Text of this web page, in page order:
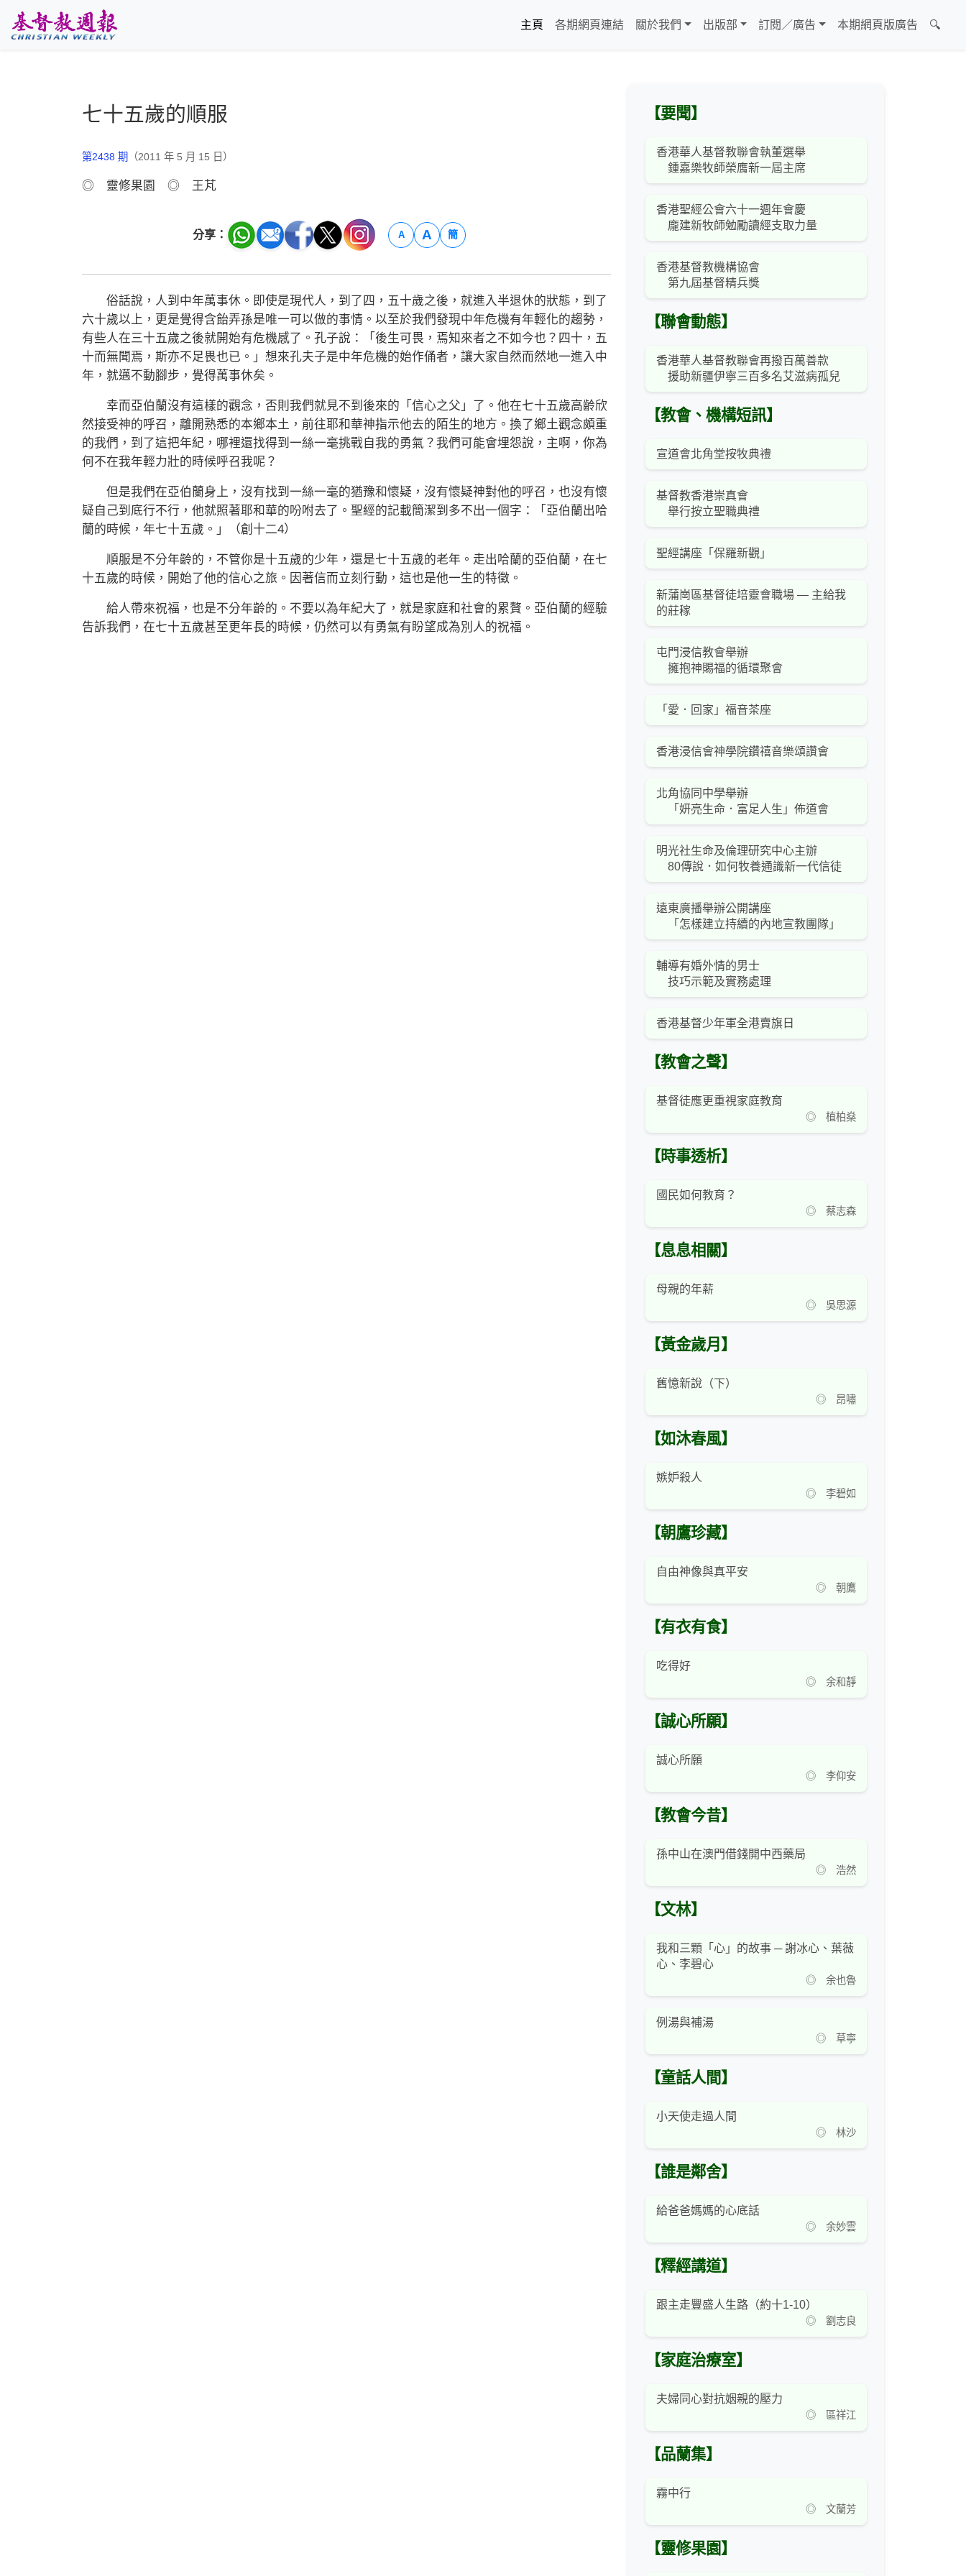
主頁
各期網頁連結 關於我們 出版部 訂閱／廣告 本期網頁版廣告 🔍
七十五歲的順服
第2438 期 （2011 年 5 月 15 日）
◎ 靈修果園 ◎ 王芃
分享： A A 簡
俗話說，人到中年萬事休。即使是現代人，到了四，五十歲之後，就進入半退休的狀態，到了
六十歲以上，更是覺得含飴弄孫是唯一可以做的事情。以至於我們發現中年危機有年輕化的趨勢，
有些人在三十五歲之後就開始有危機感了。孔子說：「後生可畏，焉知來者之不如今也？四十，五
十而無聞焉，斯亦不足畏也已。」想來孔夫子是中年危機的始作俑者，讓大家自然而然地一進入中
年，就邁不動腳步，覺得萬事休矣。
幸而亞伯蘭沒有這樣的觀念，否則我們就見不到後來的「信心之父」了。他在七十五歲高齡欣
然接受神的呼召，離開熟悉的本鄉本土，前往耶和華神指示他去的陌生的地方。換了鄉土觀念頗重
的我們，到了這把年紀，哪裡還找得到一絲一毫挑戰自我的勇氣？我們可能會埋怨說，主啊，你為
何不在我年輕力壯的時候呼召我呢？
但是我們在亞伯蘭身上，沒有找到一絲一毫的猶豫和懷疑，沒有懷疑神對他的呼召，也沒有懷
疑自己到底行不行，他就照著耶和華的吩咐去了。聖經的記載簡潔到多不出一個字：「亞伯蘭出哈
蘭的時候，年七十五歲。」（創十二4）
順服是不分年齡的，不管你是十五歲的少年，還是七十五歲的老年。走出哈蘭的亞伯蘭，在七
十五歲的時候，開始了他的信心之旅。因著信而立刻行動，這也是他一生的特徵。
給人帶來祝福，也是不分年齡的。不要以為年紀大了，就是家庭和社會的累贅。亞伯蘭的經驗
告訴我們，在七十五歲甚至更年長的時候，仍然可以有勇氣有盼望成為別人的祝福。
【要聞】
香港華人基督教聯會執董選舉
鍾嘉樂牧師榮膺新一屆主席
香港聖經公會六十一週年會慶
龐建新牧師勉勵讀經支取力量
香港基督教機構協會
第九屆基督精兵獎
【聯會動態】
香港華人基督教聯會再撥百萬善款
援助新疆伊寧三百多名艾滋病孤兒
【教會、機構短訊】
宣道會北角堂按牧典禮
基督教香港崇真會
舉行按立聖職典禮
聖經講座「保羅新觀」
新蒲崗區基督徒培靈會職場 — 主給我
的莊稼
屯門浸信教會舉辦
擁抱神賜福的循環聚會
「愛．回家」福音茶座
香港浸信會神學院鑽禧音樂頌讚會
北角協同中學舉辦
「妍亮生命．富足人生」佈道會
明光社生命及倫理研究中心主辦
80傳說．如何牧養通識新一代信徒
遠東廣播舉辦公開講座
「怎樣建立持續的內地宣教團隊」
輔導有婚外情的男士
技巧示範及實務處理
香港基督少年軍全港賣旗日
【教會之聲】
基督徒應更重視家庭教育
◎ 植柏燊
【時事透析】
國民如何教育？
◎ 蔡志森
【息息相關】
母親的年薪
◎ 吳思源
【黃金歲月】
舊憶新說（下）
◎ 昂嘯
【如沐春風】
嫉妒殺人
◎ 李碧如
【朝鷹珍藏】
自由神像與真平安
◎ 朝鷹
【有衣有食】
吃得好
◎ 余和靜
【誠心所願】
誠心所願
◎ 李仰安
【教會今昔】
孫中山在澳門借錢開中西藥局
◎ 浩然
【文林】
我和三顆「心」的故事 ─ 謝冰心、葉薇
心、李碧心
◎ 余也魯
例湯與補湯
◎ 草寧
【童話人間】
小天使走過人間
◎ 林沙
【誰是鄰舍】
給爸爸媽媽的心底話
◎ 余妙雲
【釋經講道】
跟主走豐盛人生路（約十1-10）
◎ 劉志良
【家庭治療室】
夫婦同心對抗姻親的壓力
◎ 區祥江
【品蘭集】
霧中行
◎ 文蘭芳
【靈修果園】